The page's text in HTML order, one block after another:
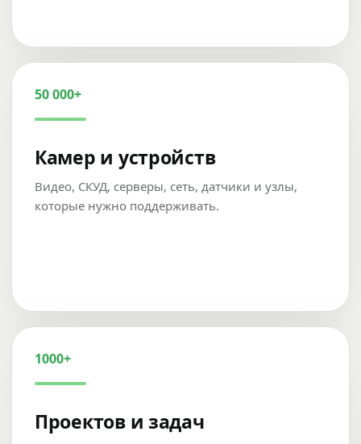
50 000+
Камер и устройств
Видео, СКУД, серверы, сеть, датчики и узлы,
которые нужно поддерживать.
1000+
Проектов и задач